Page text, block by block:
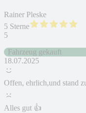
Rainer Pleske
5 Sterne
5
Fahrzeug gekauft
18.07.2025
Offen, ehrlich,und stand
Alles gut 👍